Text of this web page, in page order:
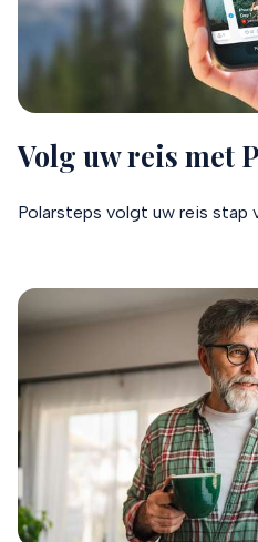
Volg uw reis met
Polarsteps volgt uw reis stap